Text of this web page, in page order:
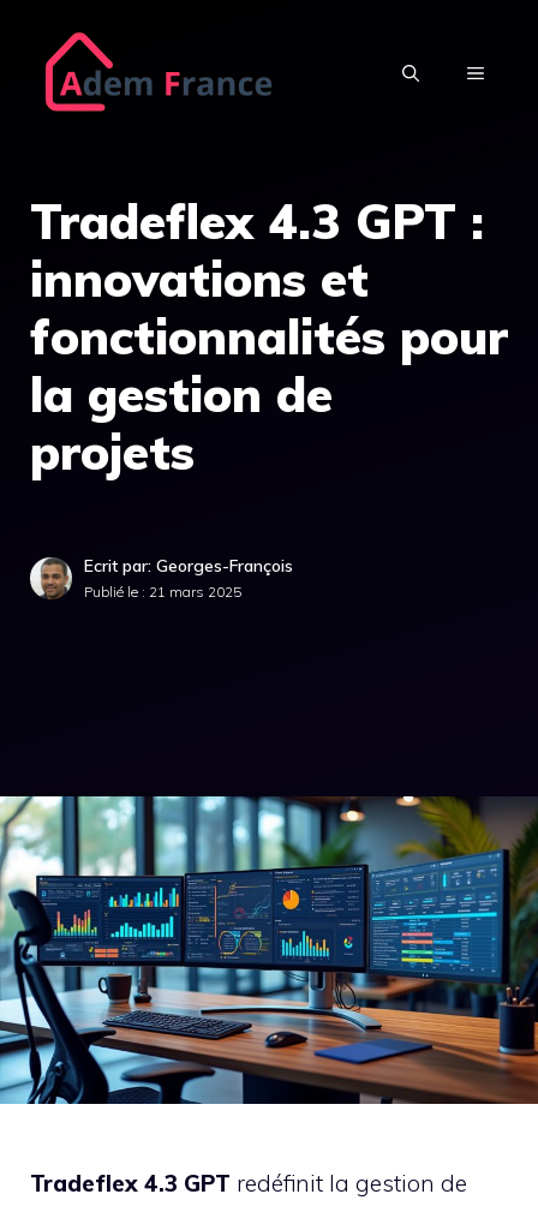
contenu
MENU
Tradeflex 4.3 GPT :
innovations et
fonctionnalités pour
la gestion de
projets
Ecrit par: Georges-François
Publié le : 21 mars 2025
Tradeflex 4.3 GPT redéfinit la gestion de